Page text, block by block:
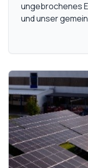
ungebrochenes
und unser